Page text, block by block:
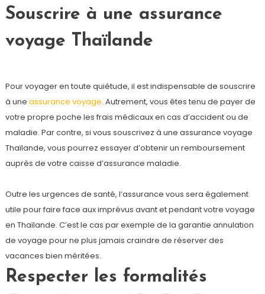
Souscrire à une assurance
voyage Thaïlande
Pour voyager en toute quiétude, il est indispensable de souscrire
à une assurance voyage. Autrement, vous êtes tenu de payer de
votre propre poche les frais médicaux en cas d’accident ou de
maladie. Par contre, si vous souscrivez à une assurance voyage
Thaïlande, vous pourrez essayer d’obtenir un remboursement
auprès de votre caisse d’assurance maladie.
Outre les urgences de santé, l’assurance vous sera également
utile pour faire face aux imprévus avant et pendant votre voyage
en Thaïlande. C’est le cas par exemple de la garantie annulation
de voyage pour ne plus jamais craindre de réserver des
vacances bien méritées.
Respecter les formalités